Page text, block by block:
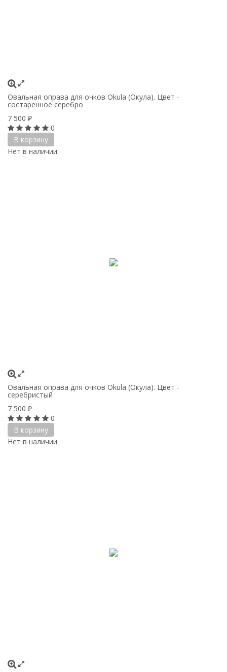
Овальная оправа для очков Okula (Окула). Цвет -
состаренное серебро
7 500 ₽
0
В корзину
Нет в наличии
Овальная оправа для очков Okula (Окула). Цвет -
серебристый
7 500 ₽
0
В корзину
Нет в наличии